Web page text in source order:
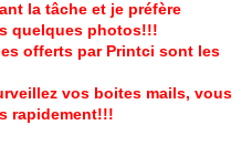
la tâche et je préfère
quelques photos!!!
offerts par Printci sont les
vos boites mails, vous
rapidement!!!